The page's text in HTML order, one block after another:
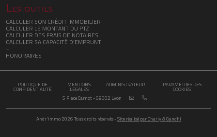
Les outils
CALCULER SON CRÉDIT IMMOBILIER
CALCULER LE MONTANT DU PTZ
CALCULER DES FRAIS DE NOTAIRES
CALCULER SA CAPACITÉ D’EMPRUNT
–
HONORAIRES
POLITIQUE DE
CONFIDENTIALITÉ
MENTIONS
LÉGALES
ADMINISTRATEUR PARAMÈTRES DES
COOKIES
5 Place Carnot - 69002 Lyon
Andr'immo 2026 Tous droits réservés -Site réalisé par Charly & Gandhi